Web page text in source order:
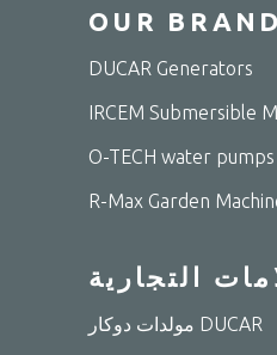
OUR
DUCAR Generators
IRCEM Submersible
O-TECH water
R-Max Garden
التجارية
مولدات دوكار DUCAR